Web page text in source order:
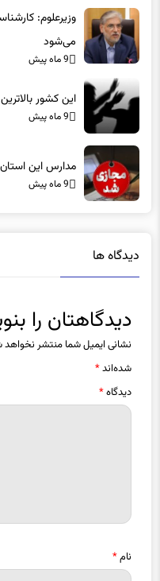
می‌شود
9 ماه پیش
نشانی ایمیل شما منتشر
شده‌اند*
دیدگاه*